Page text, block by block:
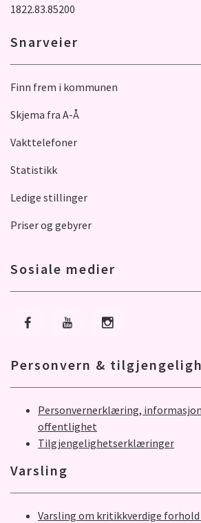
1822.83.85200
Snarveier
Finn frem i kommunen
Skjema fra A-Å
Vakttelefoner
Statistikk
Ledige stillinger
Priser og gebyrer
Sosiale medier
Gå til Facebook
Gå til YoutubeGå til Instagram
Personvern &
Personvernerklæring,
offentlighet
Tilgjengelighetserklæringer
Varsling
Varsling om kritikkverdige